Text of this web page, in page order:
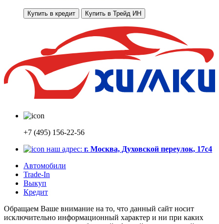
Купить в кредит Купить в Трейд ИН
+7 (495) 156-22-56
наш адрес: г. Москва, Духовской переулок, 17с4
Автомобили
Trade-In
Выкуп
Кредит
Обращаем Ваше внимание на то, что данный сайт носит
исключительно информационный характер и ни при каких